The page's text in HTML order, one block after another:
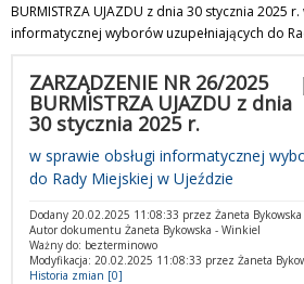
BURMISTRZA UJAZDU z dnia 30 stycznia 2025
informatycznej wyborów uzupełniających do
ZARZĄDZENIE NR 26/2025
BURMISTRZA UJAZDU z dnia
30 stycznia 2025 r.
w sprawie obsługi informatycznej
do Rady Miejskiej w Ujeździe
Dodany 20.02.2025 11:08:33 przez Żaneta
Autor dokumentu Żaneta Bykowska - Winkiel
Ważny do: bezterminowo
Modyfikacja: 20.02.2025 11:08:33 przez Żaneta
Historia zmian [0]